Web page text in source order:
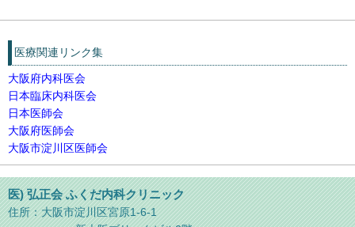
医療関連リンク集
大阪府内科医会
日本臨床内科医会
日本医師会
大阪府医師会
大阪市淀川区医師会
医) 弘正会 ふくだ内科クリニック
住所：大阪市淀川区宮原1-6-1